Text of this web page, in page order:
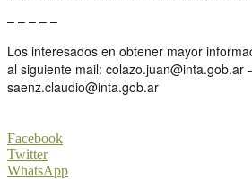
– – – – –
Los interesados en obtener mayor
al siguiente mail: colazo.juan@inta.gob.ar
saenz.claudio@inta.gob.ar
Facebook
Twitter
WhatsApp